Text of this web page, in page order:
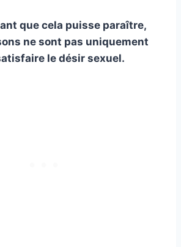
que cela puisse paraître,
ne sont pas uniquement
le désir sexuel.